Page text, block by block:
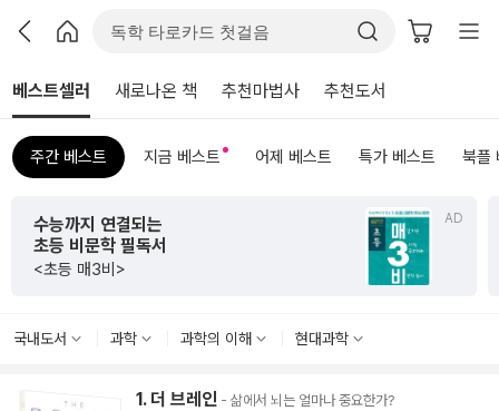
베스트셀러 새로나온 책 추천마법사 추천도서
주간 베스트 지금 베스트 어제 베스트 특가 베스트 북플
AD
초판 한정 한지 제작본!
<그리하여 어느 날 사랑이여>
국내도서 과학 과학의 이해 현대과학
1. 더 브레인 - 삶에서 뇌는 얼마나 중요한가?